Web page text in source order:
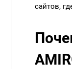
сайтов,